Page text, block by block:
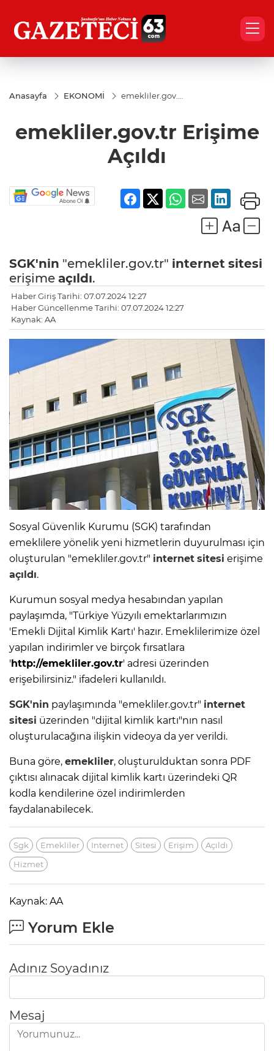
Anasayfa EKONOMİ
emekliler.gov.tr
emekliler.gov.tr Erişime
Açıldı
SGK'nin "emekliler.gov.tr" internet sitesi
erişime açıldı.
Haber Giriş Tarihi: 07.07.2024 12:27
Haber Güncellenme Tarihi: 07.07.2024 12:27
Kaynak: AA
Sosyal Güvenlik Kurumu (SGK) tarafından
emeklilere yönelik yeni hizmetlerin duyurulması için
oluşturulan "emekliler.gov.tr" internet sitesi erişime
açıldı.
Kurumun sosyal medya hesabından yapılan
paylaşımda, "Türkiye Yüzyılı emektarlarımızın
'Emekli Dijital Kimlik Kartı' hazır. Emeklilerimize özel
yapılan indirimler ve birçok fırsatlara
'http://emekliler.gov.tr' adresi üzerinden
erişebilirsiniz." ifadeleri kullanıldı.
SGK'nin paylaşımında "emekliler.gov.tr" internet
sitesi üzerinden "dijital kimlik kartı"nın nasıl
oluşturulacağına ilişkin videoya da yer verildi.
Buna göre, emekliler, oluşturulduktan sonra PDF
çıktısı alınacak dijital kimlik kartı üzerindeki QR
kodla kendilerine özel indirimlerden
faydalanabilecek.
Sgk Emekliler Internet Sitesi Erişim
Açıldı
Hizmet
Kaynak: AA
Yorum Ekle
Adınız Soyadınız
Mesaj